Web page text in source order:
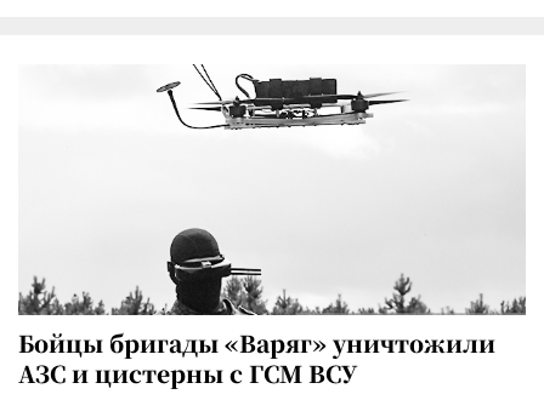
Бойцы бригады «Варяг» уничтожили
АЗС и цистерны с ГСМ ВСУ